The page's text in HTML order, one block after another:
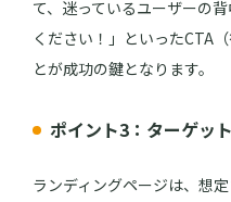
て、迷っているユーザーの
ください！」といったCTA
とが成功の鍵となります。
ポイント3：ターゲッ
ランディングページは、想